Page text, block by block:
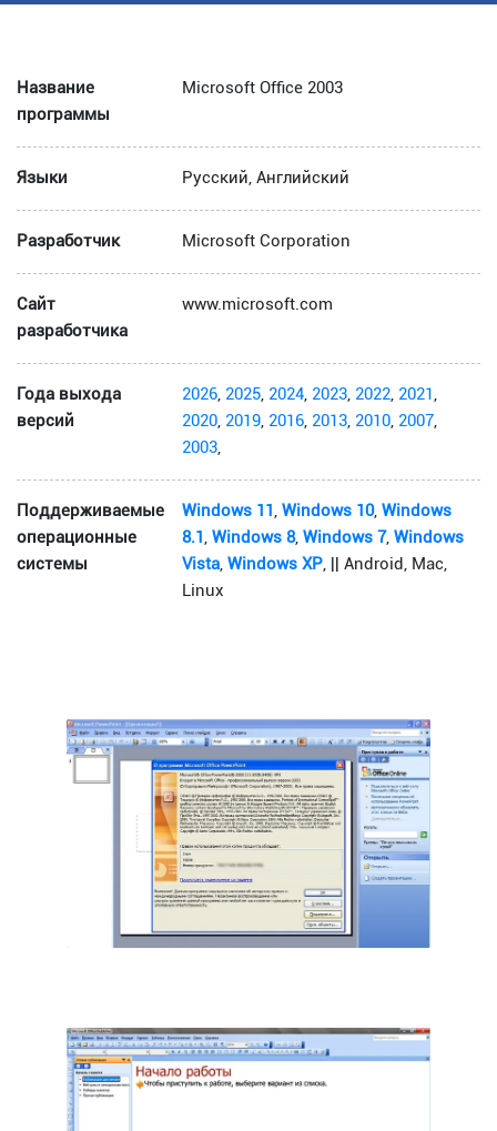
Название
программы
Microsoft Office 2003
Языки Русский, Английский
Разработчик Microsoft Corporation
Сайт
разработчика
www.microsoft.com
Года выхода
версий
2026, 2025, 2024, 2023, 2022, 2021,
2020, 2019, 2016, 2013, 2010, 2007,
2003,
Поддерживаемые
операционные
системы
Windows 11,Windows 10,Windows
8.1,Windows 8,Windows 7,Windows
Vista,Windows XP, || Android, Mac,
Linux